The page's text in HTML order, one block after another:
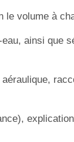
volume à
ainsi que